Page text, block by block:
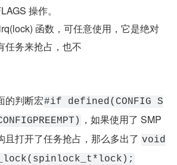
操作。
函数，可任意使用，它是绝对
任务来抢占，也不
的判断宏#if defined(CONFIG S
，如果使用了 SMP
且打开了任务抢占，那么多出了 void